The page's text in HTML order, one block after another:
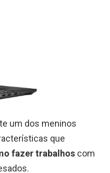
um dos meninos
que
fazer trabalhos com